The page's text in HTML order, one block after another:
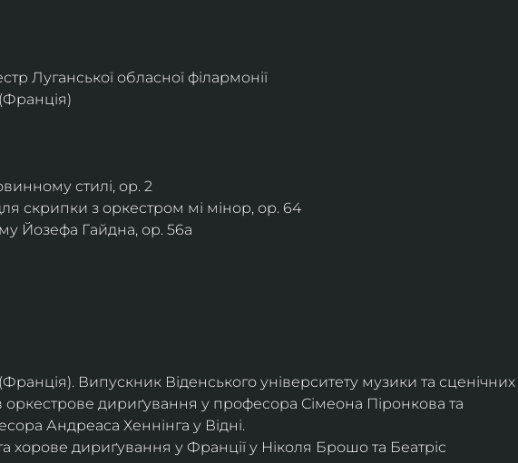
Луганської обласної філармонії
стилі, ор. 2
скрипки з оркестром мі мінор, ор. 64
Йозефа Гайдна, ор. 56a
Випускник Віденського університету музики та сценічних
оркестрове дириґування у професора Сімеона Піронкова та
Андреаса Хеннінга у Відні.
хорове дириґування у Франції у Ніколя Брошо та Беатріс